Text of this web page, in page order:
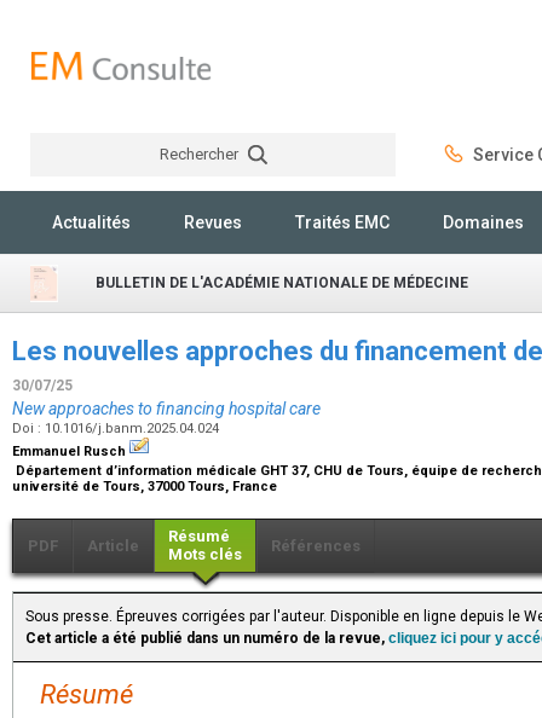
Rechercher Service
Actualités Revues Traités EMC Domaines
BULLETIN DE L'ACADÉMIE NATIONALE DE MÉDECINE
Les nouvelles approches du financement
30/07/25
New approaches to financing hospital care
Doi : 10.1016/j.banm.2025.04.024
Emmanuel Rusch
Département d’information médicale GHT 37, CHU de Tours, équipe de
université de Tours, 37000 Tours, France
PDF Article
Résumé
Mots clés
Références
Sous presse. Épreuves corrigées par l'auteur. Disponible en ligne depuis le
Cet article a été publié dans un numéro de la revue, cliquez ici pour y
Résumé